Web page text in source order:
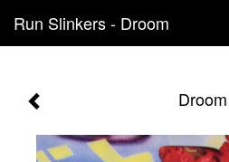
Run Slinkers - Droom
Droom